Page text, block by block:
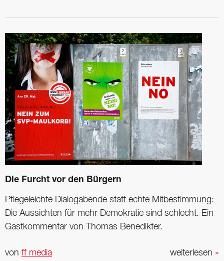
Die Furcht vor den Bürgern
Pflegeleichte Dialogabende statt echte Mitbestimmung:
Die Aussichten für mehr Demokratie sind schlecht. Ein
Gastkommentar von Thomas Benedikter.
weiterlesen »
von ff media